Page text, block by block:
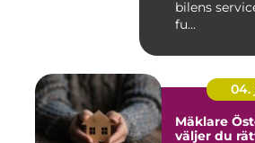
bilens
fu...
04.
Mäklare
väljer du